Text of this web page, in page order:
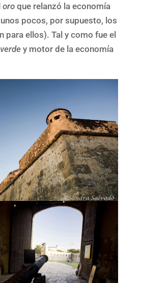
oroque relanzó la economía
pocos, por supuesto, los
para ellos). Tal y como fue el
y motor de la economía